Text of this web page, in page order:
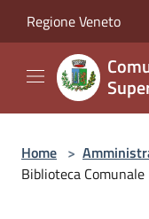
Regione Veneto
Home >
Biblioteca Comunale